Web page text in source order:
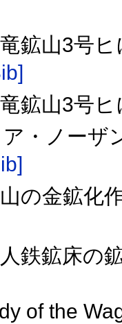
鉱山3号
鉱山3号
・ノーザ
の金鉱化
鉄鉱床の
of the